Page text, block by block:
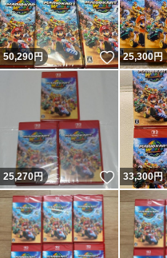
50,290円 いいね！
25,300円
25,270円 いいね！
33,300円